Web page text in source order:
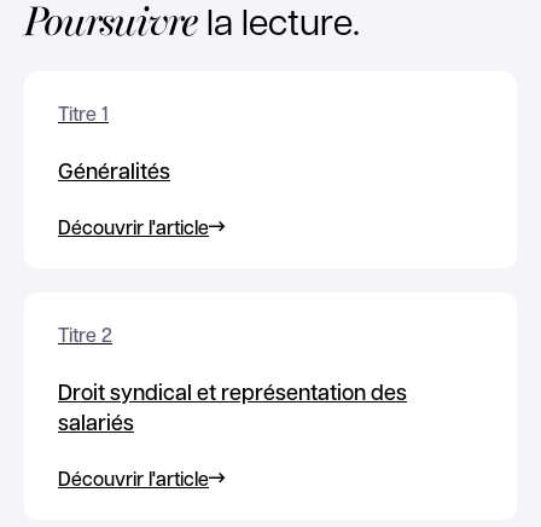
Poursuivrela lecture.
Titre 1
Généralités
Découvrir l'article
Titre 2
Droit syndical et représentation des
salariés
Découvrir l'article